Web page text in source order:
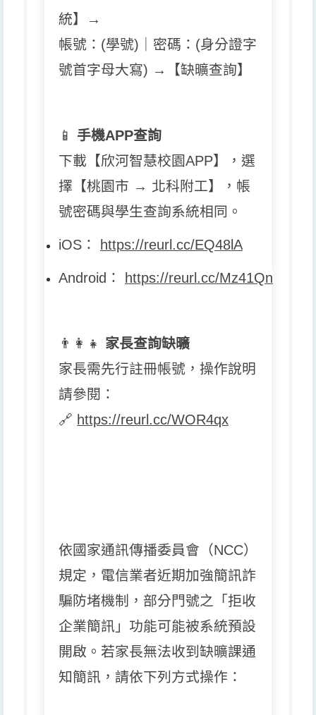
統】→
帳號：(學號)｜密碼：(身分證字
號首字母大寫) →【缺曠查詢】
📱
手機APP查詢
下載【欣河智慧校園APP】，選
擇【桃園市 → 北科附工】，帳
號密碼與學生查詢系統相同。
iOS ： https://reurl.cc/EQ48lA
Android ： https://reurl.cc/Mz41Qn
👨 👩 👧 家長查詢缺曠
家長需先行註冊帳號，操作說明
請參閱：
🔗 https://reurl.cc/WOR4qx
依國家通訊傳播委員會（NCC）
規定，電信業者近期加強簡訊詐
騙防堵機制，部分門號之「拒收
企業簡訊」功能可能被系統預設
開啟。若家長無法收到缺曠課通
知簡訊，請依下列方式操作：